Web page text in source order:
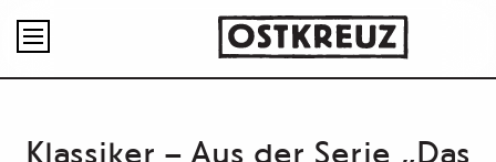

Klassiker – Aus der Serie „Das